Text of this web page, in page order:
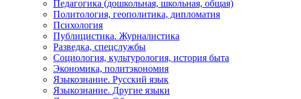
Педагогика (дошкольная, школьная, общая)
Политология, геополитика, дипломатия
Психология
Публицистика. Журналистика
Разведка, спецслужбы
Социология, культурология, история быта
Экономика, политэкономия
Языкознание. Русский язык
Языкознание. Другие языки